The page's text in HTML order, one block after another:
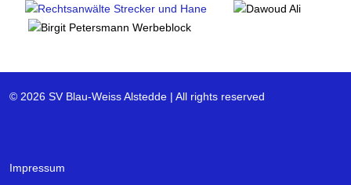
© 2026 SV Blau-Weiss Alstedde | All rights reserved
Impressum